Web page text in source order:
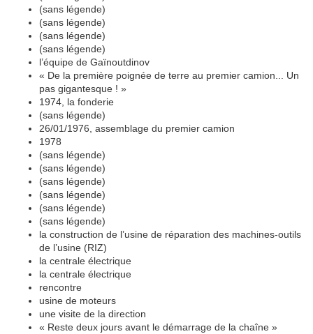
(sans légende)
(sans légende)
(sans légende)
(sans légende)
l’équipe de Gaïnoutdinov
« De la première poignée de terre au premier camion... Un
pas gigantesque ! »
1974, la fonderie
(sans légende)
26/01/1976, assemblage du premier camion
1978
(sans légende)
(sans légende)
(sans légende)
(sans légende)
(sans légende)
(sans légende)
la construction de l’usine de réparation des machines-outils
de l’usine (RIZ)
la centrale électrique
la centrale électrique
rencontre
usine de moteurs
une visite de la direction
« Reste deux jours avant le démarrage de la chaîne »